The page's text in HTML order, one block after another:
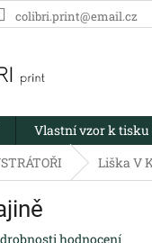
colibri.print@email.cz
Vlastní vzor k tisku
Liška V
hodnocení